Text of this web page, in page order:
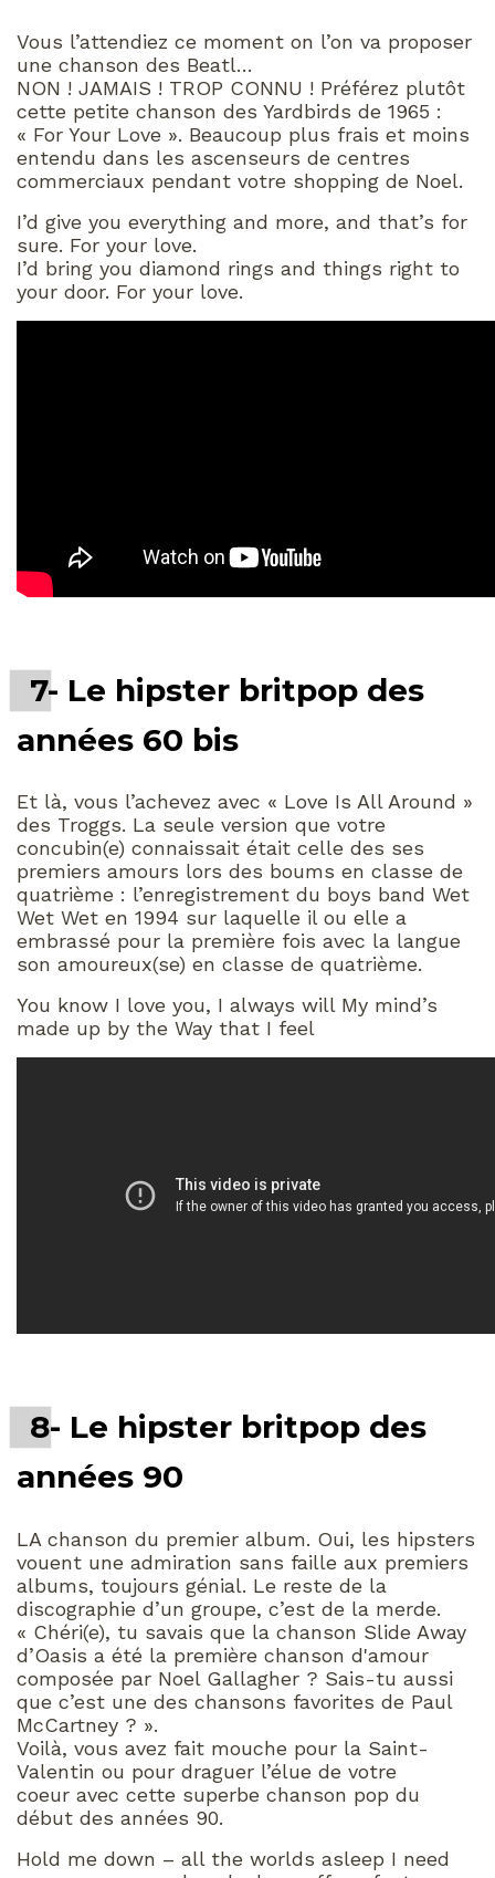
Vous l’attendiez ce moment on l’on va proposer
une chanson des Beatl…
NON ! JAMAIS ! TROP CONNU ! Préférez plutôt
cette petite chanson des Yardbirds de 1965 :
« For Your Love ». Beaucoup plus frais et moins
entendu dans les ascenseurs de centres
commerciaux pendant votre shopping de Noel.
I’d give you everything and more, and that’s for
sure. For your love.
I’d bring you diamond rings and things right to
your door. For your love.
7- Le hipster britpop des
années 60 bis
Et là, vous l’achevez avec « Love Is All Around »
des Troggs. La seule version que votre
concubin(e) connaissait était celle des ses
premiers amours lors des boums en classe de
quatrième : l’enregistrement du boys band Wet
Wet Wet en 1994 sur laquelle il ou elle a
embrassé pour la première fois avec la langue
son amoureux(se) en classe de quatrième.
You know I love you, I always will My mind’s
made up by the Way that I feel
8- Le hipster britpop des
années 90
LA chanson du premier album. Oui, les hipsters
vouent une admiration sans faille aux premiers
albums, toujours génial. Le reste de la
discographie d’un groupe, c’est de la merde.
« Chéri(e), tu savais que la chanson Slide Away
d’Oasis a été la première chanson d'amour
composée par Noel Gallagher ? Sais-tu aussi
que c’est une des chansons favorites de Paul
McCartney ? ».
Voilà, vous avez fait mouche pour la Saint-
Valentin ou pour draguer l’élue de votre
coeur avec cette superbe chanson pop du
début des années 90.
Hold me down – all the worlds asleep I need